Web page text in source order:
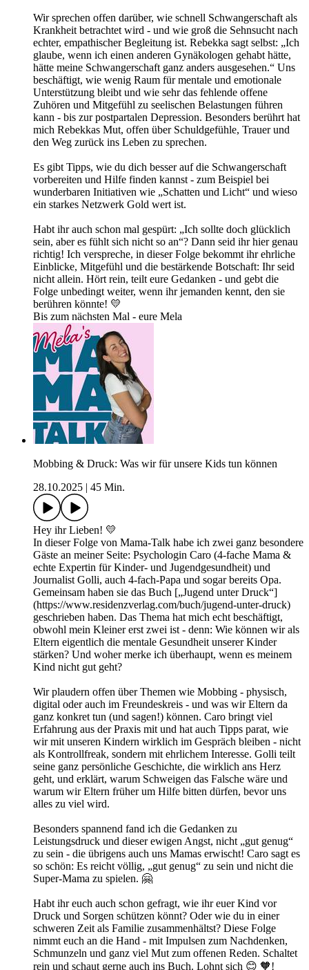
Wir sprechen offen darüber, wie schnell Schwangerschaft als
Krankheit betrachtet wird - und wie groß die Sehnsucht nach
echter, empathischer Begleitung ist. Rebekka sagt selbst: „Ich
glaube, wenn ich einen anderen Gynäkologen gehabt hätte,
hätte meine Schwangerschaft ganz anders ausgesehen.“ Uns
beschäftigt, wie wenig Raum für mentale und emotionale
Unterstützung bleibt und wie sehr das fehlende offene
Zuhören und Mitgefühl zu seelischen Belastungen führen
kann - bis zur postpartalen Depression. Besonders berührt hat
mich Rebekkas Mut, offen über Schuldgefühle, Trauer und
den Weg zurück ins Leben zu sprechen.
Es gibt Tipps, wie du dich besser auf die Schwangerschaft
vorbereiten und Hilfe finden kannst - zum Beispiel bei
wunderbaren Initiativen wie „Schatten und Licht“ und wieso
ein starkes Netzwerk Gold wert ist.
Habt ihr auch schon mal gespürt: „Ich sollte doch glücklich
sein, aber es fühlt sich nicht so an“? Dann seid ihr hier genau
richtig! Ich verspreche, in dieser Folge bekommt ihr ehrliche
Einblicke, Mitgefühl und die bestärkende Botschaft: Ihr seid
nicht allein. Hört rein, teilt eure Gedanken - und gebt die
Folge unbedingt weiter, wenn ihr jemanden kennt, den sie
berühren könnte! 💛
Bis zum nächsten Mal - eure Mela
Mobbing & Druck: Was wir für unsere Kids tun können
28.10.2025
45 Min.
Hey ihr Lieben! 💛
In dieser Folge von Mama-Talk habe ich zwei ganz besondere
Gäste an meiner Seite: Psychologin Caro (4-fache Mama &
echte Expertin für Kinder- und Jugendgesundheit) und
Journalist Golli, auch 4-fach-Papa und sogar bereits Opa.
Gemeinsam haben sie das Buch [„Jugend unter Druck“]
(https://www.residenzverlag.com/buch/jugend-unter-druck)
geschrieben haben. Das Thema hat mich echt beschäftigt,
obwohl mein Kleiner erst zwei ist - denn: Wie können wir als
Eltern eigentlich die mentale Gesundheit unserer Kinder
stärken? Und woher merke ich überhaupt, wenn es meinem
Kind nicht gut geht?
Wir plaudern offen über Themen wie Mobbing - physisch,
digital oder auch im Freundeskreis - und was wir Eltern da
ganz konkret tun (und sagen!) können. Caro bringt viel
Erfahrung aus der Praxis mit und hat auch Tipps parat, wie
wir mit unseren Kindern wirklich im Gespräch bleiben - nicht
als Kontrollfreak, sondern mit ehrlichem Interesse. Golli teilt
seine ganz persönliche Geschichte, die wirklich ans Herz
geht, und erklärt, warum Schweigen das Falsche wäre und
warum wir Eltern früher um Hilfe bitten dürfen, bevor uns
alles zu viel wird.
Besonders spannend fand ich die Gedanken zu
Leistungsdruck und dieser ewigen Angst, nicht „gut genug“
zu sein - die übrigens auch uns Mamas erwischt! Caro sagt es
so schön: Es reicht völlig, „gut genug“ zu sein und nicht die
Super-Mama zu spielen. 🤗
Habt ihr euch auch schon gefragt, wie ihr euer Kind vor
Druck und Sorgen schützen könnt? Oder wie du in einer
schweren Zeit als Familie zusammenhältst? Diese Folge
nimmt euch an die Hand - mit Impulsen zum Nachdenken,
Schmunzeln und ganz viel Mut zum offenen Reden. Schaltet
rein und schaut gerne auch ins Buch. Lohnt sich 😊 🧡!